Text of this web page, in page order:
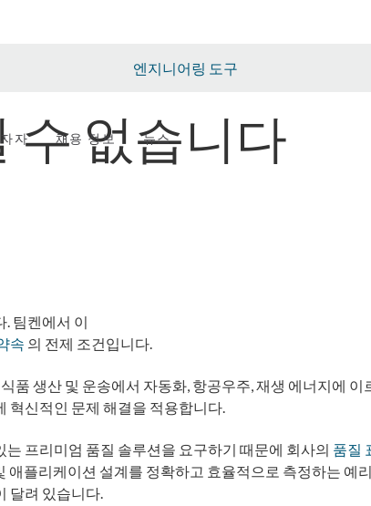
엔지니어링 도구
자 채용 정보 뉴스
수 없습니다
팀켄에서 이
속 의 전제 조건입니다.
품 생산 및 운송에서 자동화, 항공우주, 재생 에너지에 이
혁신적인 문제 해결을 적용합니다.
프리미엄 품질 솔루션을 요구하기 때문에 회사의 품질
애플리케이션 설계를 정확하고 효율적으로 측정하는 예
달려 있습니다.